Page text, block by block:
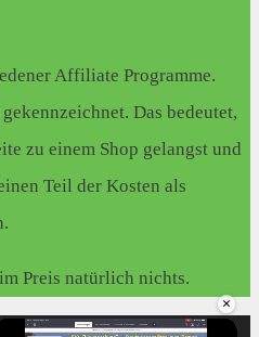
×
Affiliate Programme.
Das bedeutet,
zu einem Shop gelangst und
Teil der Kosten als
Preis natürlich nichts.